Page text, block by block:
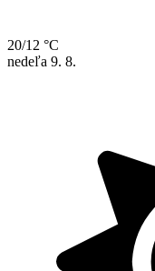
20/12 °C
nedeľa 9. 8.